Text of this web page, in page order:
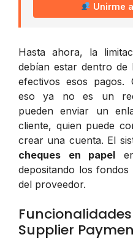
Unirme
Hasta ahora, la
debían estar dentro de
efectivos esos pagos.
eso ya no es un
pueden enviar un
cliente, quien puede
crear una cuenta. El
cheques en papel
depositando los
del proveedor.
Supplier